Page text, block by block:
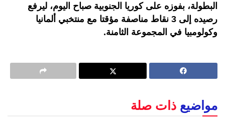
البطولة، بفوزه على كوريا الجنوبية صباح اليوم، ليرفع
رصيده إلى 3 نقاط مناصفة مؤقتا مع منتخبي ألمانيا
وكولومبيا في المجموعة الثامنة.
مواضيع ذات صلة